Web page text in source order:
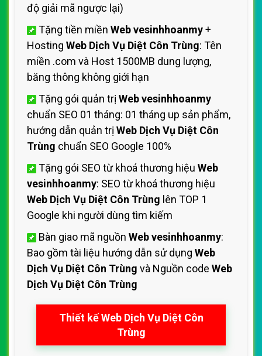
độ giải mã ngược lại)
Tặng tiền miền Web vesinhhoanmy+
Hosting Web Dịch Vụ Diệt Côn Trùng: Tên
miền .com và Host 1500MB dung lượng,
băng thông không giới hạn
Tặng gói quản trị Web vesinhhoanmy
chuẩn SEO 01 tháng: 01 tháng up sản phẩm,
hướng dẫn quản trị Web Dịch Vụ Diệt Côn
Trùng chuẩn SEO Google 100%
Tặng gói SEO từ khoá thương hiệu Web
vesinhhoanmy: SEO từ khoá thương hiệu
Web Dịch Vụ Diệt Côn Trùng lên TOP 1
Google khi người dùng tìm kiếm
Bàn giao mã nguồn Web vesinhhoanmy:
Bao gồm tài liệu hướng dẫn sử dụng Web
Dịch Vụ Diệt Côn Trùng và Nguồn code Web
Dịch Vụ Diệt Côn Trùng
Thiết kế Web Dịch Vụ Diệt Côn
Trùng